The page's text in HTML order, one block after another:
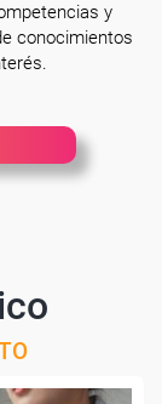
y
conocimientos